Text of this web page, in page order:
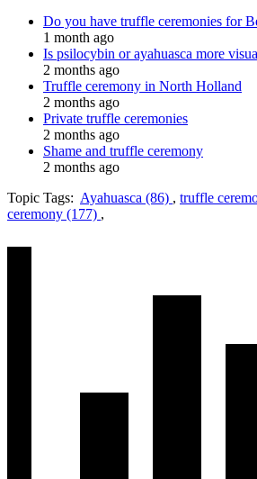
Do you have truffle ceremonies for
1 month ago
Is psilocybin or ayahuasca more
2 months ago
Truffle ceremony in North Holland
2 months ago
Private truffle ceremonies
2 months ago
Shame and truffle ceremony
2 months ago
Topic Tags: Ayahuasca (86) , truffle
ceremony (177) ,